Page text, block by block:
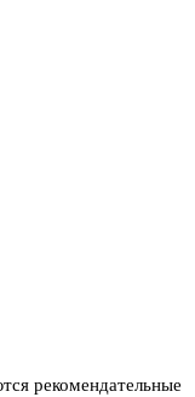
рекомендательные